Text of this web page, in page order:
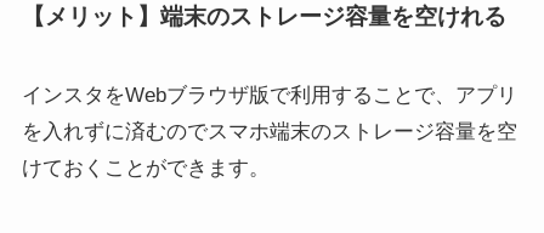
【メリット】端末のストレージ容量を空けれる
インスタをWebブラウザ版で利用することで、アプリ
を入れずに済むのでスマホ端末のストレージ容量を空
けておくことができます。